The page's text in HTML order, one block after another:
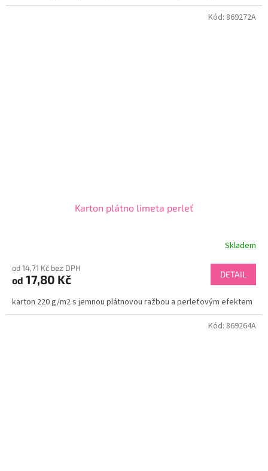
Karton plátno limeta perleť
Skladem
od 14,71 Kč bez DPH
od 17,80 Kč DETAIL
karton 220 g/m2 s jemnou plátnovou ražbou a perleťovým efektem
Kód: 869272A
Kód: 869264A